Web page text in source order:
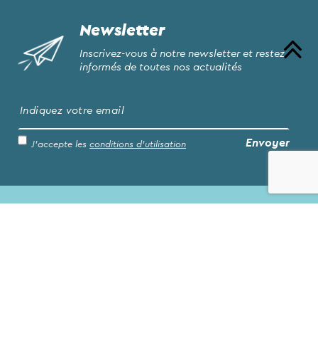
Newsletter
Inscrivez-vous à notre newsletter et restez
informés de toutes nos actualités
J’accepte lesconditions d’utilisation